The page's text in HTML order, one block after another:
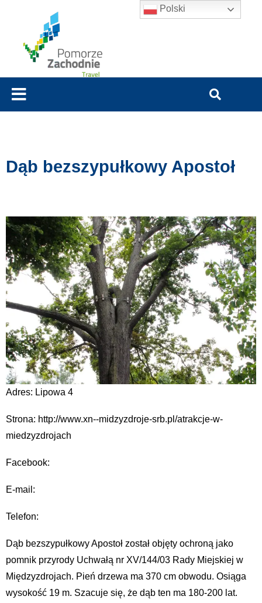
Dąb bezszypułkowy Apostoł
Adres: Lipowa 4
Strona: http://www.xn--midzyzdroje-srb.pl/atrakcje-w-
miedzyzdrojach
Facebook:
E-mail:
Telefon:
Dąb bezszypułkowy Apostoł został objęty ochroną jako
pomnik przyrody Uchwałą nr XV/144/03 Rady Miejskiej w
Międzyzdrojach. Pień drzewa ma 370 cm obwodu. Osiąga
wysokość 19 m. Szacuje się, że dąb ten ma 180-200 lat.
Polski